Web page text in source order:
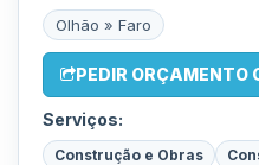
Olhão » Faro
PEDIR ORÇAMENTO
Serviços:
Construção e Obras